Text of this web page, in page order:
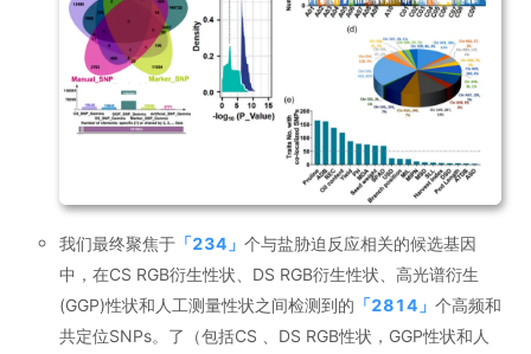
我们最终聚焦于 「234 」 个与盐胁迫反应相关的候选基因
中，在CS RGB衍生性状、DS RGB衍生性状、高光谱衍生
(GGP)性状和人工测量性状之间检测到的 「2814 」 个高频和
共定位SNPs。了（包括CS 、DS RGB性状，GGP性状和人